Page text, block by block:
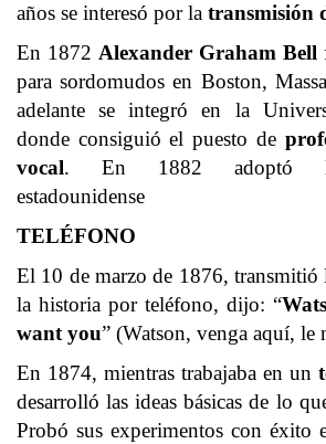
años se interesó por la transmisión
En 1872 Alexander Graham Bell
para sordomudos en Boston,
adelante se integró en la
donde consiguió el puesto de
vocal. En 1882 adoptó la
estadounidense
TELÉFONO
El 10 de marzo de 1876, transmitió
la historia por teléfono, dijo: “
want you” (Watson, venga aquí, le
En 1874, mientras trabajaba en un
desarrolló las ideas básicas de lo
Probó sus experimentos con éxito